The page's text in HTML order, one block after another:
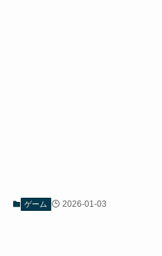
ゲーム 2026-01-03